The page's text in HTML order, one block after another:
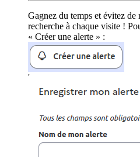
Gagnez du temps et évitez de
recherche à chaque visite !
« Créer une alerte » :